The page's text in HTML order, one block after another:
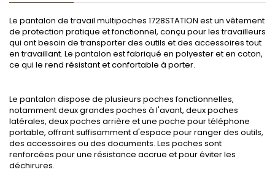
Le pantalon de travail multipoches 1728STATION est un vêtement
de protection pratique et fonctionnel, conçu pour les travailleurs
qui ont besoin de transporter des outils et des accessoires tout
en travaillant. Le pantalon est fabriqué en polyester et en coton,
ce qui le rend résistant et confortable à porter.
Le pantalon dispose de plusieurs poches fonctionnelles,
notamment deux grandes poches à l'avant, deux poches
latérales, deux poches arrière et une poche pour téléphone
portable, offrant suffisamment d'espace pour ranger des outils,
des accessoires ou des documents. Les poches sont
renforcées pour une résistance accrue et pour éviter les
déchirures.